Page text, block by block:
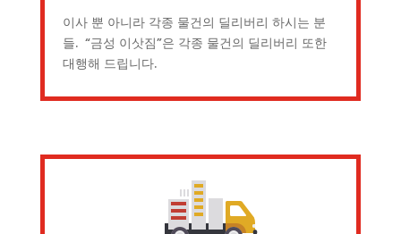
이사 뿐 아니라 각종 물건의 딜리버리 하시는 분
들. “금성 이삿짐”은 각종 물건의 딜리버리 또한
대행해 드립니다.